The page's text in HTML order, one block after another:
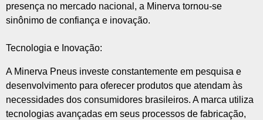
presença no mercado nacional, a Minerva tornou-se
sinônimo de confiança e inovação.
Tecnologia e Inovação:
A Minerva Pneus investe constantemente em pesquisa e
desenvolvimento para oferecer produtos que atendam às
necessidades dos consumidores brasileiros. A marca utiliza
tecnologias avançadas em seus processos de fabricação,